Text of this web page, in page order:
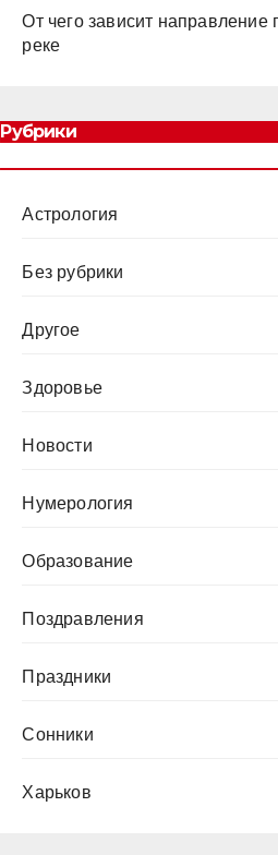
От чего зависит направление
реке
Рубрики
Астрология
Без рубрики
Другое
Здоровье
Новости
Нумерология
Образование
Поздравления
Праздники
Сонники
Харьков